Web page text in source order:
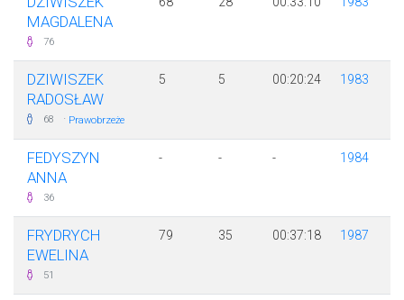
MAGDALENA
76
DZIWISZEK
RADOSŁAW
68 · Prawobrzeże
5 5 00:20:24 1983
FEDYSZYN
ANNA
36
- - - 1984
FRYDRYCH
EWELINA
51
79 35 00:37:18 1987